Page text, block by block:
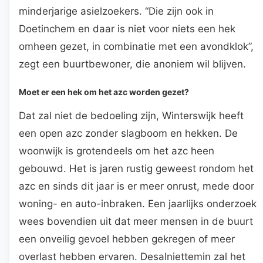
minderjarige asielzoekers. “Die zijn ook in
Doetinchem en daar is niet voor niets een hek
omheen gezet, in combinatie met een avondklok”,
zegt een buurtbewoner, die anoniem wil blijven.
Moet er een hek om het azc worden gezet?
Dat zal niet de bedoeling zijn, Winterswijk heeft
een open azc zonder slagboom en hekken. De
woonwijk is grotendeels om het azc heen
gebouwd. Het is jaren rustig geweest rondom het
azc en sinds dit jaar is er meer onrust, mede door
woning- en auto-inbraken. Een jaarlijks onderzoek
wees bovendien uit dat meer mensen in de buurt
een onveilig gevoel hebben gekregen of meer
overlast hebben ervaren. Desalniettemin zal het